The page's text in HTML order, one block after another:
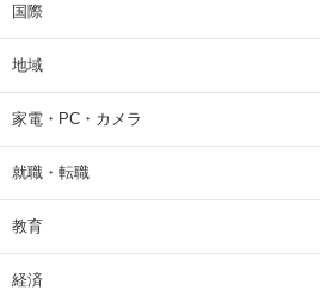
国際
地域
家電・PC・カメラ
就職・転職
教育
経済